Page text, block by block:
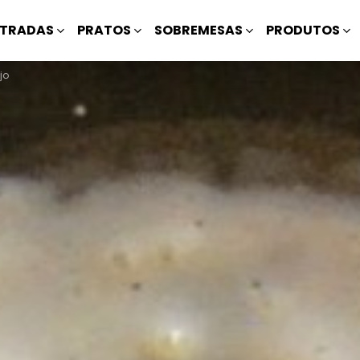
PRATOS SOBREMESAS PRODUTOS